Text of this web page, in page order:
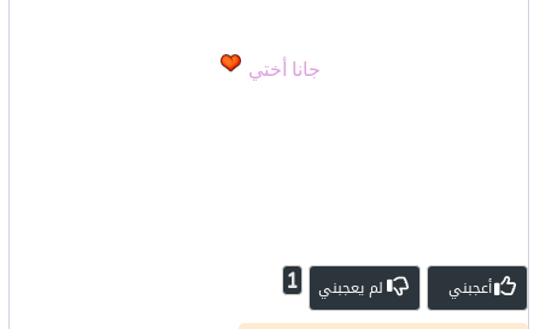
جانا أختي
أعجبني لم يعجبني 1